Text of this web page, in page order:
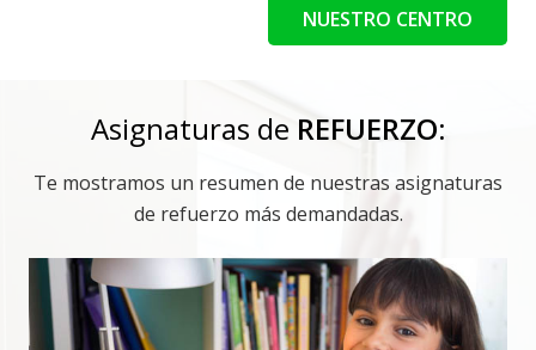
NUESTRO CENTRO
Asignaturas de REFUERZO:
Te mostramos un resumen de nuestras asignaturas
de refuerzo más demandadas.